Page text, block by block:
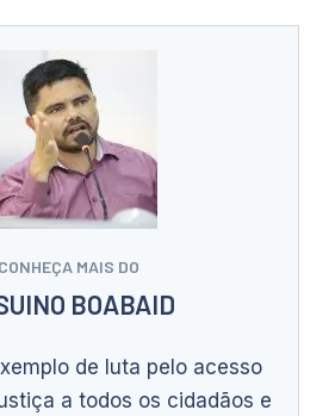
CONHEÇA MAIS DO
BOABAID
de luta pelo acesso
a todos os cidadãos e